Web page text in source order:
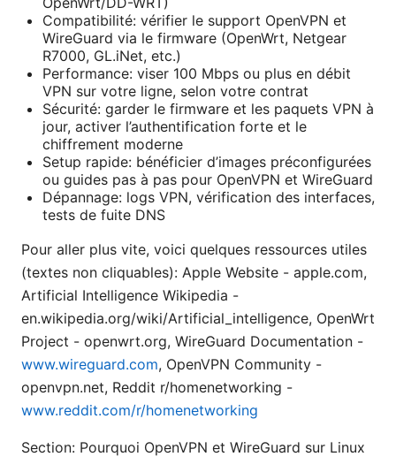
Compatibilité: vérifier le support OpenVPN et
WireGuard via le firmware (OpenWrt, Netgear
R7000, GL.iNet, etc.)
Performance: viser 100 Mbps ou plus en débit
VPN sur votre ligne, selon votre contrat
Sécurité: garder le firmware et les paquets VPN à
jour, activer l’authentification forte et le
chiffrement moderne
Setup rapide: bénéficier d’images préconfigurées
ou guides pas à pas pour OpenVPN et WireGuard
Dépannage: logs VPN, vérification des interfaces,
tests de fuite DNS
Pour aller plus vite, voici quelques ressources utiles
(textes non cliquables): Apple Website - apple.com,
Artificial Intelligence Wikipedia -
en.wikipedia.org/wiki/Artificial_intelligence, OpenWrt
Project - openwrt.org, WireGuard Documentation -
www.wireguard.com, OpenVPN Community -
openvpn.net, Reddit r/homenetworking -
www.reddit.com/r/homenetworking
Section: Pourquoi OpenVPN et WireGuard sur Linux